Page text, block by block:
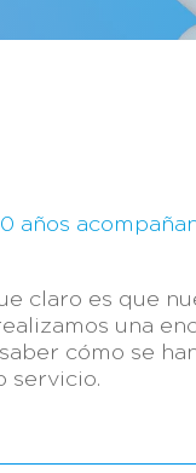
años
claro es que
una
cómo se
servicio.